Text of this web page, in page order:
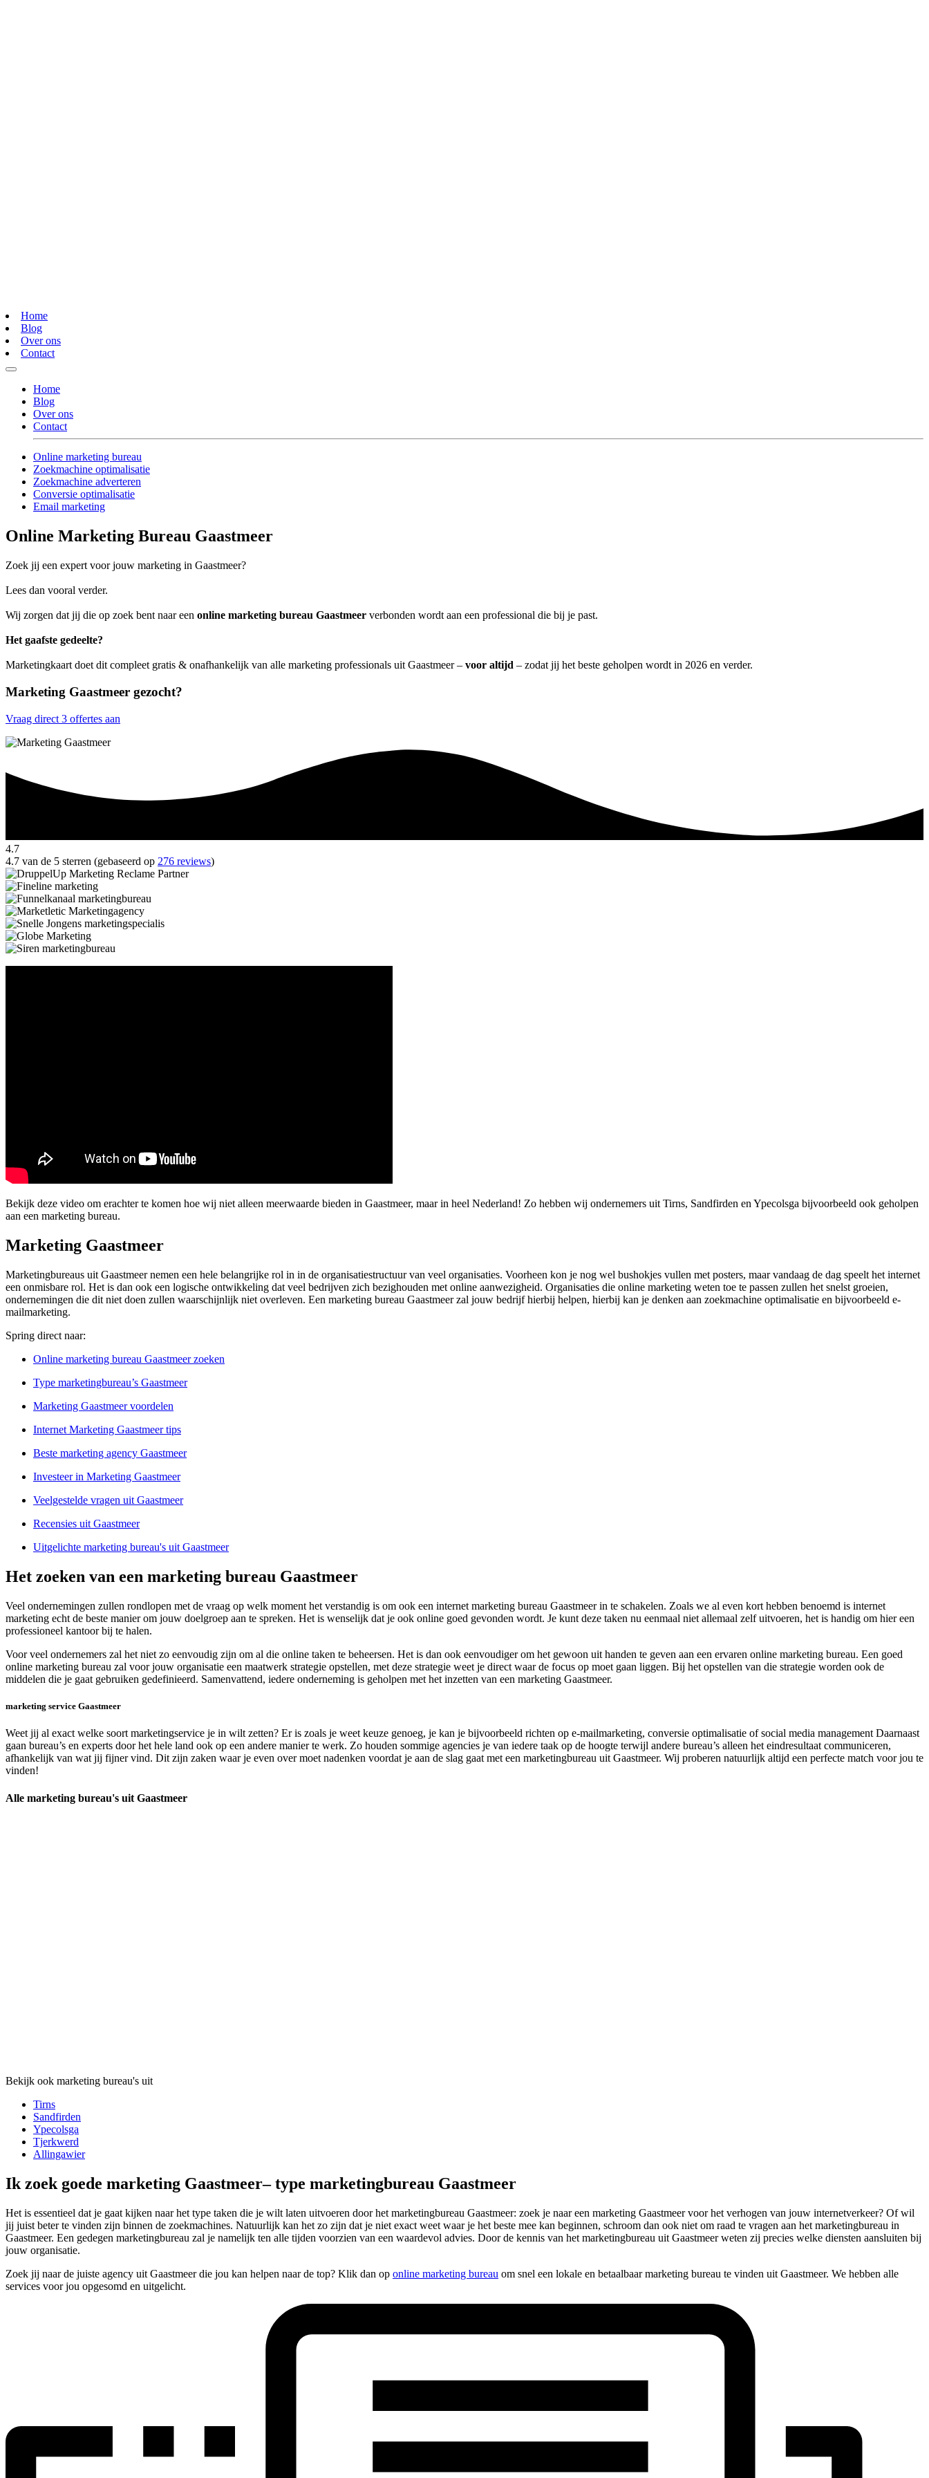
Home
Blog
Over ons
Contact
Home
Blog
Over ons
Contact
Online marketing bureau
Zoekmachine optimalisatie
Zoekmachine adverteren
Conversie optimalisatie
Email marketing
Online Marketing Bureau Gaastmeer
Zoek jij een expert voor jouw marketing in Gaastmeer?
Lees dan vooral verder.
Wij zorgen dat jij die op zoek bent naar een online marketing bureau Gaastmeer verbonden wordt aan een professional die bij je past.
Het gaafste gedeelte?
Marketingkaart doet dit compleet gratis & onafhankelijk van alle marketing professionals uit Gaastmeer – voor altijd – zodat jij het beste geholpen wordt in 2026 en verder.
Marketing Gaastmeer gezocht?
Vraag direct 3 offertes aan
4.7
4.7 van de 5 sterren (gebaseerd op 276 reviews)
Bekijk deze video om erachter te komen hoe wij niet alleen meerwaarde bieden in Gaastmeer, maar in heel Nederland! Zo hebben wij ondernemers uit Tirns, Sandfirden en Ypecolsga bijvoorbeeld ook geholpen
aan een marketing bureau.
Marketing Gaastmeer
Marketingbureaus uit Gaastmeer nemen een hele belangrijke rol in in de organisatiestructuur van veel organisaties. Voorheen kon je nog wel bushokjes vullen met posters, maar vandaag de dag speelt het internet
een onmisbare rol. Het is dan ook een logische ontwikkeling dat veel bedrijven zich bezighouden met online aanwezigheid. Organisaties die online marketing weten toe te passen zullen het snelst groeien,
ondernemingen die dit niet doen zullen waarschijnlijk niet overleven. Een marketing bureau Gaastmeer zal jouw bedrijf hierbij helpen, hierbij kan je denken aan zoekmachine optimalisatie en bijvoorbeeld e-
mailmarketing.
Spring direct naar:
Online marketing bureau Gaastmeer zoeken
Type marketingbureau’s Gaastmeer
Marketing Gaastmeer voordelen
Internet Marketing Gaastmeer tips
Beste marketing agency Gaastmeer
Investeer in Marketing Gaastmeer
Veelgestelde vragen uit Gaastmeer
Recensies uit Gaastmeer
Uitgelichte marketing bureau's uit Gaastmeer
Het zoeken van een marketing bureau Gaastmeer
Veel ondernemingen zullen rondlopen met de vraag op welk moment het verstandig is om ook een internet marketing bureau Gaastmeer in te schakelen. Zoals we al even kort hebben benoemd is internet
marketing echt de beste manier om jouw doelgroep aan te spreken. Het is wenselijk dat je ook online goed gevonden wordt. Je kunt deze taken nu eenmaal niet allemaal zelf uitvoeren, het is handig om hier een
professioneel kantoor bij te halen.
Voor veel ondernemers zal het niet zo eenvoudig zijn om al die online taken te beheersen. Het is dan ook eenvoudiger om het gewoon uit handen te geven aan een ervaren online marketing bureau. Een goed
online marketing bureau zal voor jouw organisatie een maatwerk strategie opstellen, met deze strategie weet je direct waar de focus op moet gaan liggen. Bij het opstellen van die strategie worden ook de
middelen die je gaat gebruiken gedefinieerd. Samenvattend, iedere onderneming is geholpen met het inzetten van een marketing Gaastmeer.
marketing service Gaastmeer
Weet jij al exact welke soort marketingservice je in wilt zetten? Er is zoals je weet keuze genoeg, je kan je bijvoorbeeld richten op e-mailmarketing, conversie optimalisatie of social media management Daarnaast
gaan bureau’s en experts door het hele land ook op een andere manier te werk. Zo houden sommige agencies je van iedere taak op de hoogte terwijl andere bureau’s alleen het eindresultaat communiceren,
afhankelijk van wat jij fijner vind. Dit zijn zaken waar je even over moet nadenken voordat je aan de slag gaat met een marketingbureau uit Gaastmeer. Wij proberen natuurlijk altijd een perfecte match voor jou te
vinden!
Alle marketing bureau's uit Gaastmeer
Bekijk ook marketing bureau's uit
Tirns
Sandfirden
Ypecolsga
Tjerkwerd
Allingawier
Ik zoek goede marketing Gaastmeer– type marketingbureau Gaastmeer
Het is essentieel dat je gaat kijken naar het type taken die je wilt laten uitvoeren door het marketingbureau Gaastmeer: zoek je naar een marketing Gaastmeer voor het verhogen van jouw internetverkeer? Of wil
jij juist beter te vinden zijn binnen de zoekmachines. Natuurlijk kan het zo zijn dat je niet exact weet waar je het beste mee kan beginnen, schroom dan ook niet om raad te vragen aan het marketingbureau in
Gaastmeer. Een gedegen marketingbureau zal je namelijk ten alle tijden voorzien van een waardevol advies. Door de kennis van het marketingbureau uit Gaastmeer weten zij precies welke diensten aansluiten bij
jouw organisatie.
Zoek jij naar de juiste agency uit Gaastmeer die jou kan helpen naar de top? Klik dan op online marketing bureau om snel een lokale en betaalbaar marketing bureau te vinden uit Gaastmeer. We hebben alle
services voor jou opgesomd en uitgelicht.